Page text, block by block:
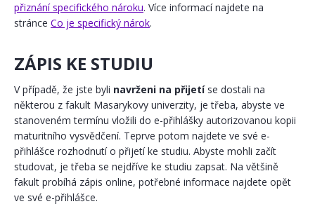
přiznání specifického nároku. Více informací najdete na
stránce Co je specifický nárok.
ZÁPIS KE STUDIU
V případě, že jste byli navrženi na přijetíse dostali na
některou z fakult Masarykovy univerzity, je třeba, abyste ve
stanoveném termínu vložili do e-přihlášky autorizovanou kopii
maturitního vysvědčení. Teprve potom najdete ve své e-
přihlášce rozhodnutí o přijetí ke studiu. Abyste mohli začít
studovat, je třeba se nejdříve ke studiu zapsat. Na většině
fakult probíhá zápis online, potřebné informace najdete opět
ve své e-přihlášce.